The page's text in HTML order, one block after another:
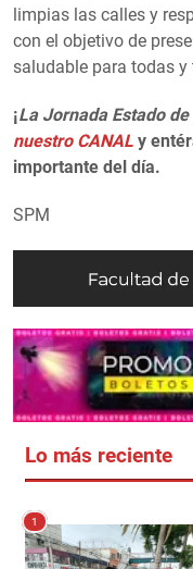
limpias las calles y
con el objetivo de
saludable para todas
¡La Jornada Estado
nuestro CANAL y
importante del día.
SPM
Lo más reciente
1